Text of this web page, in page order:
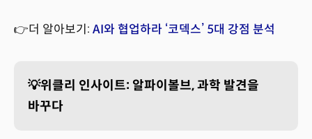
👉더 알아보기: AI와 협업하라 ‘코덱스’ 5대 강점 분석
💡위클리 인사이트: 알파이볼브, 과학 발견을
바꾸다